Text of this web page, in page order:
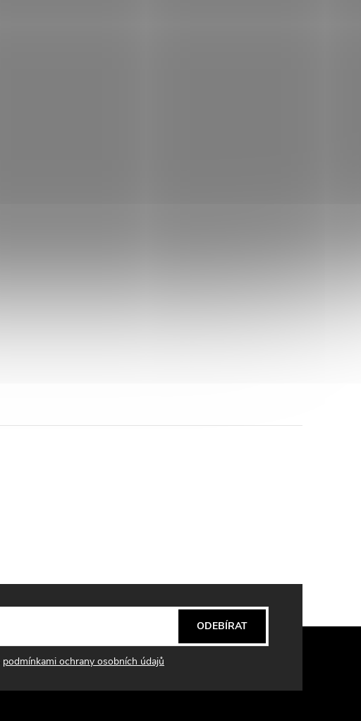
podmínkami ochrany osobních údajů
ODEBÍRAT